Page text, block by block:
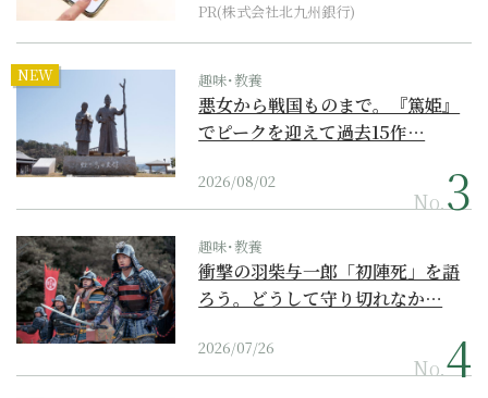
PR(株式会社北九州銀行)
NEW 趣味･教養
悪女から戦国ものまで。『篤姫』
でピークを迎えて過去15作…
2026/08/02
No.
趣味･教養
衝撃の羽柴与一郎「初陣死」を語
ろう。どうして守り切れなか…
2026/07/26
No.